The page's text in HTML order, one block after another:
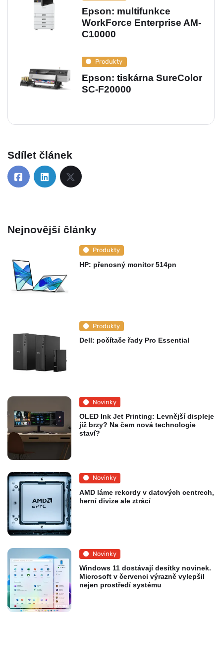
Epson: multifunkce
WorkForce Enterprise AM-
C10000
Produkty
Epson: tiskárna SureColor
SC-F20000
Sdílet článek
Nejnovější články
Produkty
HP: přenosný monitor 514pn
Produkty
Dell: počítače řady Pro Essential
Novinky
OLED Ink Jet Printing: Levnější displeje
již brzy? Na čem nová technologie
staví?
Novinky
AMD láme rekordy v datových centrech,
herní divize ale ztrácí
Novinky
Windows 11 dostávají desítky novinek.
Microsoft v červenci výrazně vylepšil
nejen prostředí systému